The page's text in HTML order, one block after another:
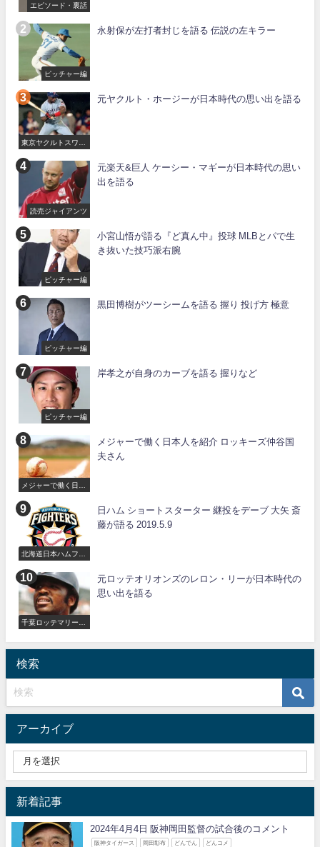
エピソード・裏話
ピッチャー編
永射保が左打者封じを語る 伝説の左キラー
東京ヤクルトスワロ
元ヤクルト・ホージーが日本時代の思い出を語る
読売ジャイアンツ
元楽天&巨人 ケーシー・マギーが日本時代の思い
出を語る
ピッチャー編
小宮山悟が語る『ど真ん中』投球 MLBとパで生
き抜いた技巧派右腕
ピッチャー編
黒田博樹がツーシームを語る 握り 投げ方 極意
ピッチャー編
岸孝之が自身のカーブを語る 握りなど
メジャーで働く日本
メジャーで働く日本人を紹介 ロッキーズ仲谷国
夫さん
北海道日本ハムファ
日ハム ショートスターター 継投をデーブ 大矢 斎
藤が語る 2019.5.9
千葉ロッテマリーン
元ロッテオリオンズのレロン・リーが日本時代の
思い出を語る
検索
アーカイブ
新着記事
2024年4月4日 阪神岡田監督の試合後のコメント
阪神タイガース 岡田彰布 どんでん どんコメ